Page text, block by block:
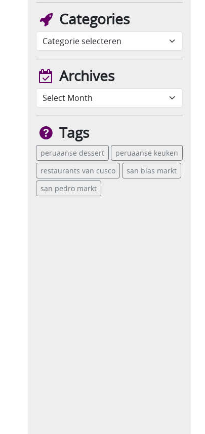
Categories
Archives
Tags
peruaanse dessert
peruaanse keuken
restaurants van cusco
san blas markt
san pedro markt